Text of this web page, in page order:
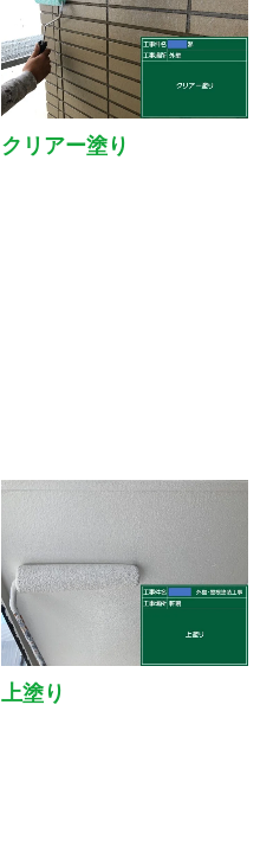
クリアー塗り
上塗り